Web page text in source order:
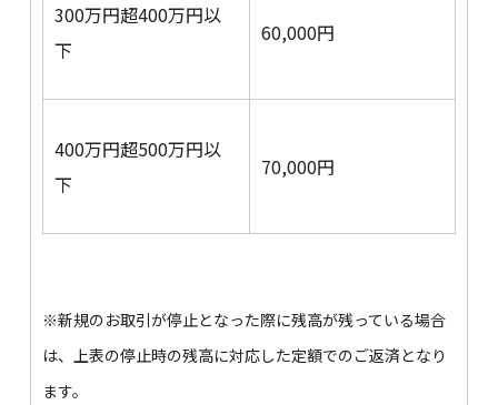
300万円超400万円以
下
60,000円
400万円超500万円以
下
70,000円
※新規のお取引が停止となった際に残高が残っている場合
は、上表の停止時の残高に対応した定額でのご返済となり
ます。